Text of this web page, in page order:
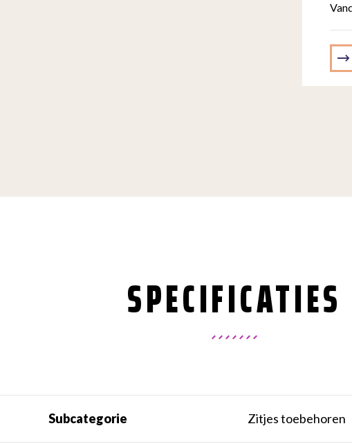
SPECIFICATIES
Subcategorie Zitjes toebehoren